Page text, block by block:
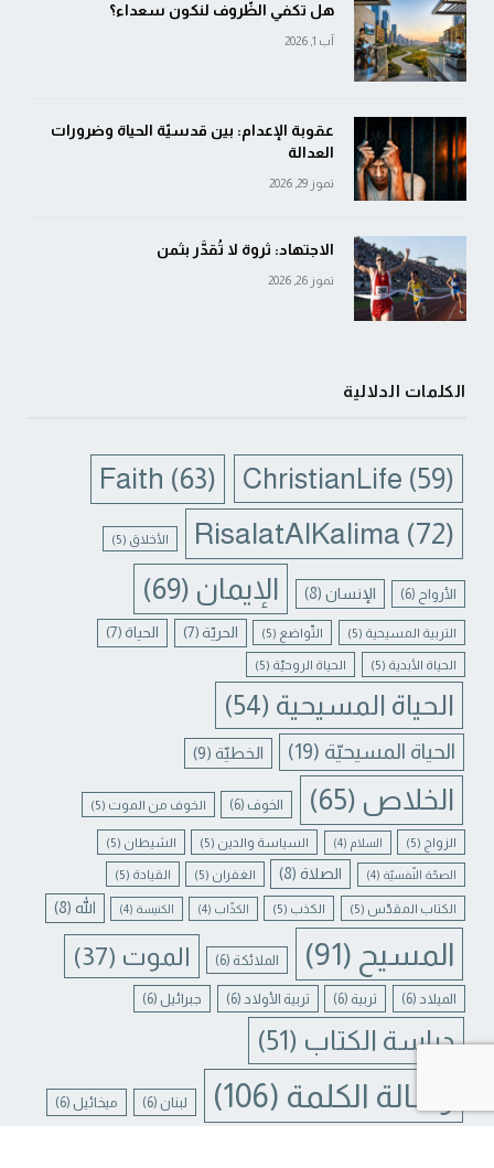
هل تكفي الظّروف لنكون سعداء؟
آب 1, 2026
عقوبة الإعدام: بين قدسيّة الحياة وضرورات
العدالة
تموز 29, 2026
الاجتهاد: ثروة لا تُقدَّر بثمن
تموز 26, 2026
الكلمات الدلالية
ChristianLife (59)
Faith (63)
RisalatAlKalima (72) الأخلاق (5)
الأرواح (6) الإنسان(8) الإيمان (69)
التربية المسيحية (5) التّواضع (5) الحريّة (7) الحياة (7)
الحياة الأبدية (5) الحياة الروحيّة (5)
الحياة المسيحية (54)
الحياة المسيحيّة (19) الخطيّة (9)
الخلاص (65) الخوف (6) الخوف من الموت (5)
الزواج (5) السلام (4) السياسة والدين (5) الشيطان (5)
الصحّة النّفسيّة (4) الصلاة(8) الغفران (5) القيادة (5)
الكتاب المقدّس (5) الكذب (5) الكذّاب (4) الكنيسة (4) الله (8)
المسيح (91) الملائكة (6) الموت (37)
الميلاد (6) تربية (6) تربية الأولاد (6) جبرائيل (6)
دراسة الكتاب (51)
رسالة الكلمة (106) لبنان (6) ميخائيل (6)
Contact us
CHATY